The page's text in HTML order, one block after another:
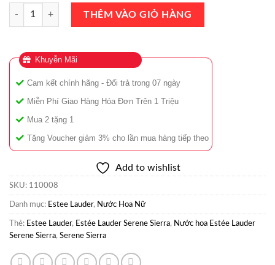
Nước Hoa Estée Lauder Serene Sierra Eau de Parfum 100ml Chính
THÊM VÀO GIỎ HÀNG
Khuyễn Mãi
Cam kết chính hãng - Đổi trả trong 07 ngày
Miễn Phí Giao Hàng Hóa Đơn Trên 1 Triệu
Mua 2 tặng 1
Tặng Voucher giảm 3% cho lần mua hàng tiếp theo
Add to wishlist
SKU: 110008
Danh mục: Estee Lauder, Nước Hoa Nữ
Thẻ: Estee Lauder, Estée Lauder Serene Sierra, Nước hoa Estée Lauder
Serene Sierra, Serene Sierra